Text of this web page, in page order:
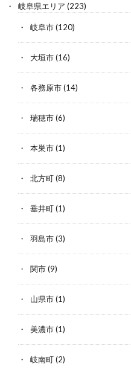
岐阜県エリア (223)
岐阜市(120)
大垣市(16)
各務原市(14)
瑞穂市(6)
本巣市(1)
北方町(8)
垂井町(1)
羽島市(3)
関市(9)
山県市(1)
美濃市(1)
岐南町(2)